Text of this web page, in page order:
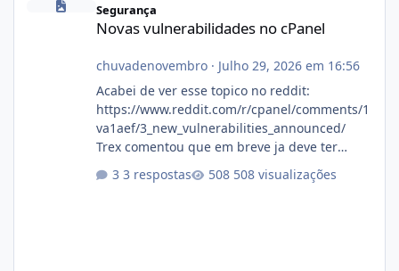
Segurança
Novas vulnerabilidades no cPanel
chuvadenovembro· Julho 29, 2026 em 16:56
Acabei de ver esse topico no reddit:
https://www.reddit.com/r/cpanel/comments/1
va1aef/3_new_vulnerabilities_announced/
Trex comentou que em breve ja deve ter
3 respostas 508 visualizações